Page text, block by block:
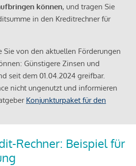
können, und tragen Sie
in den Kreditrechner für
Sie von den aktuellen Förderungen
Günstigere Zinsen und
seit dem 01.04.2024 greifbar.
nicht ungenutzt und informieren
Konjunkturpaket für den
Rechner: Beispiel für